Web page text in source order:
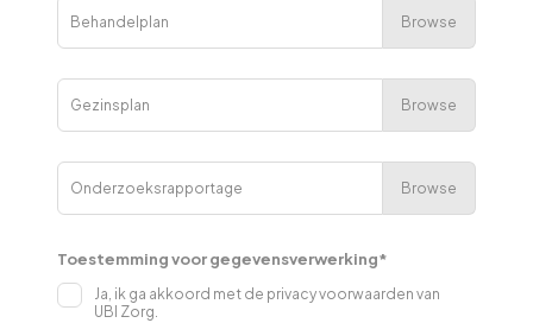
Behandelplan Browse
Gezinsplan Browse
Onderzoeksrapportage Browse
Toestemming voor gegevensverwerking*
Ja, ik ga akkoord met de privacy voorwaarden van
UBI Zorg.